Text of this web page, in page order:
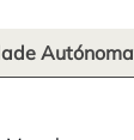
Autónoma